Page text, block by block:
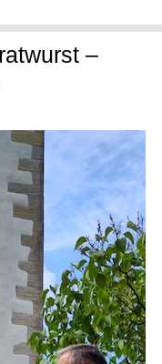
–